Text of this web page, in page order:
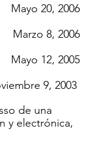
Mayo 20, 2006
Marzo 8, 2006
Mayo 12, 2005
9, 2003
de una
y electrónica,